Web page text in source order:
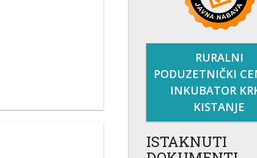
RURALNI
PODUZETNIČKI
INKUBATOR
KISTANJE
ISTAKNUTI